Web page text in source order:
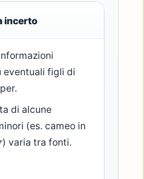
incerto
eventuali figli di
di alcune
(es. cameo in
) varia tra fonti.